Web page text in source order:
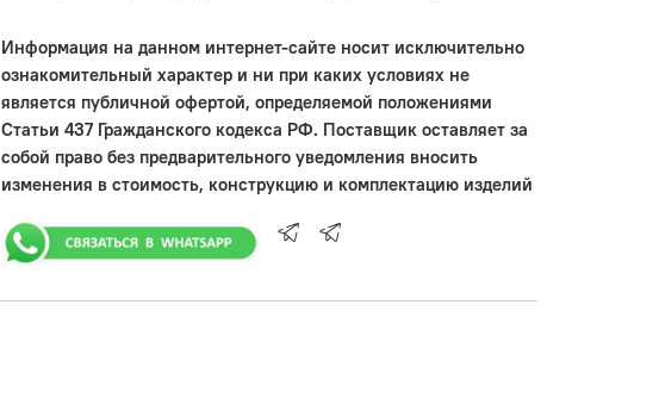
Информация на данном интернет-сайте носит исключительно
ознакомительный характер и ни при каких условиях не
является публичной офертой, определяемой положениями
Статьи 437 Гражданского кодекса РФ. Поставщик оставляет за
собой право без предварительного уведомления вносить
изменения в стоимость, конструкцию и комплектацию изделий